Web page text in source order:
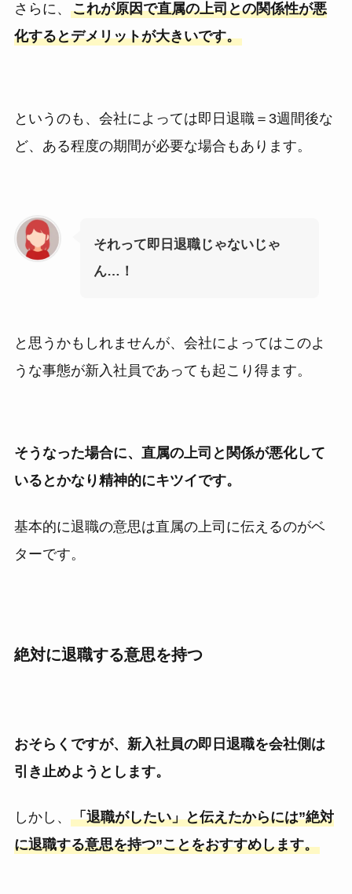
さらに、 これが原因で直属の上司との関係性が悪
化するとデメリットが大きいです。
というのも、会社によっては即日退職＝3週間後な
ど、ある程度の期間が必要な場合もあります。
それって即日退職じゃないじゃ
ん…！
と思うかもしれませんが、会社によってはこのよ
うな事態が新入社員であっても起こり得ます。
そうなった場合に、直属の上司と関係が悪化して
いるとかなり精神的にキツイです。
基本的に退職の意思は直属の上司に伝えるのがベ
ターです。
絶対に退職する意思を持つ
おそらくですが、新入社員の即日退職を会社側は
引き止めようとします。
しかし、 「退職がしたい」と伝えたからには”絶対
に退職する意思を持つ”ことをおすすめします。